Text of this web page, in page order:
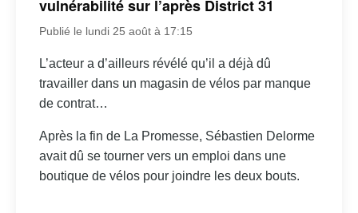
vulnérabilité sur l’après District 31
Publié le lundi 25 août à 17:15
L’acteur a d’ailleurs révélé qu’il a déjà dû
travailler dans un magasin de vélos par manque
de contrat…
Après la fin de La Promesse, Sébastien Delorme
avait dû se tourner vers un emploi dans une
boutique de vélos pour joindre les deux bouts.